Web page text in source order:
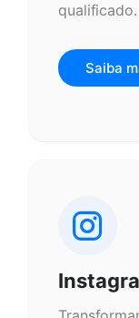
qualificado.
Saiba